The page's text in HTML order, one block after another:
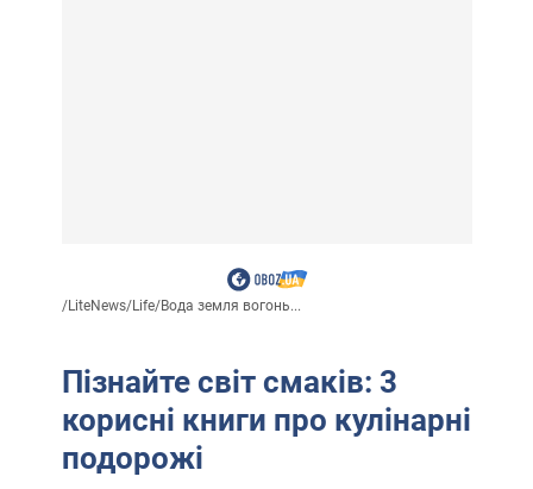
/LiteNews/Life/Вода земля вогонь...
Пізнайте світ смаків: 3
корисні книги про кулінарні
подорожі